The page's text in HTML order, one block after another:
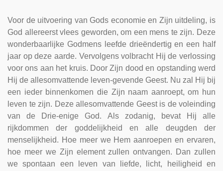
Voor de uitvoering van Gods economie en Zijn uitdeling, is
God allereerst vlees geworden, om een mens te zijn. Deze
wonderbaarlijke Godmens leefde drieëndertig en een half
jaar op deze aarde. Vervolgens volbracht Hij de verlossing
voor ons aan het kruis. Door Zijn dood en opstanding werd
Hij de allesomvattende leven-gevende Geest. Nu zal Hij bij
een ieder binnenkomen die Zijn naam aanroept, om hun
leven te zijn. Deze allesomvattende Geest is de voleinding
van de Drie-enige God. Als zodanig, bevat Hij alle
rijkdommen der goddelijkheid en alle deugden der
menselijkheid. Hoe meer we Hem aanroepen en ervaren,
hoe meer we Zijn element zullen ontvangen. Dan zullen
we spontaan een leven van liefde, licht, heiligheid en